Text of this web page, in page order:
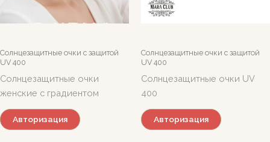
Солнцезащитные очки c защитой
UV 400
Солнцезащитные очки
женские с градиентом
Авторизация
Солнцезащитные очки c защитой
UV 400
Солнцезащитные очки UV
400
Авторизация